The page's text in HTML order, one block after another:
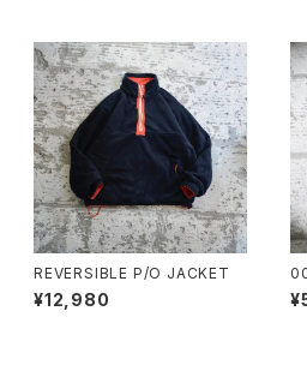
REVERSIBLE P/O JACKET
¥12,980